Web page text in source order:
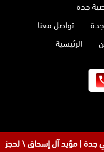
جدة
تواصل معنا
الرئيسية
جدة | مؤيد آل إسحاق \ لحجز